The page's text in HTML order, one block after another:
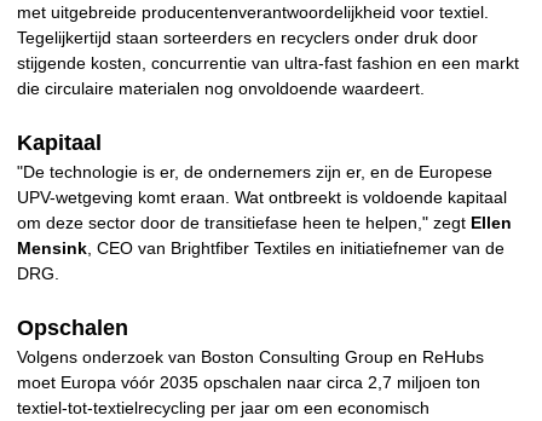
met uitgebreide producentenverantwoordelijkheid voor textiel.
Tegelijkertijd staan sorteerders en recyclers onder druk door
stijgende kosten, concurrentie van ultra-fast fashion en een markt
die circulaire materialen nog onvoldoende waardeert.
Kapitaal
"De technologie is er, de ondernemers zijn er, en de Europese
UPV-wetgeving komt eraan. Wat ontbreekt is voldoende kapitaal
om deze sector door de transitiefase heen te helpen," zegt Ellen
Mensink , CEO van Brightfiber Textiles en initiatiefnemer van de
DRG.
Opschalen
Volgens onderzoek van Boston Consulting Group en ReHubs
moet Europa vóór 2035 opschalen naar circa 2,7 miljoen ton
textiel-tot-textielrecycling per jaar om een economisch